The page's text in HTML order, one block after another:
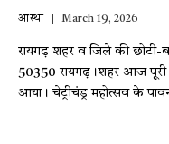
आस्था March 19, 2026
रायगढ़ शहर व जिले की
50350 रायगढ़।शहर आज पूरी
आया। चेट्रीचंड्र महोत्सव के